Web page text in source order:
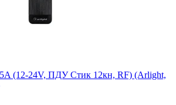
(12-24V, ПДУ Стик 12кн, RF) (Arlight,